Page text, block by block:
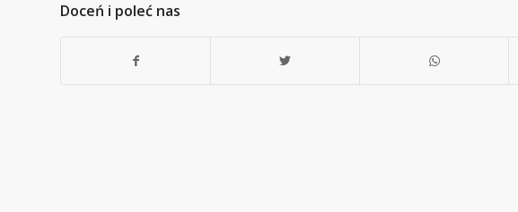
Doceń i poleć nas